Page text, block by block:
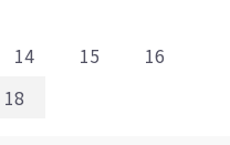
14 15
16
18